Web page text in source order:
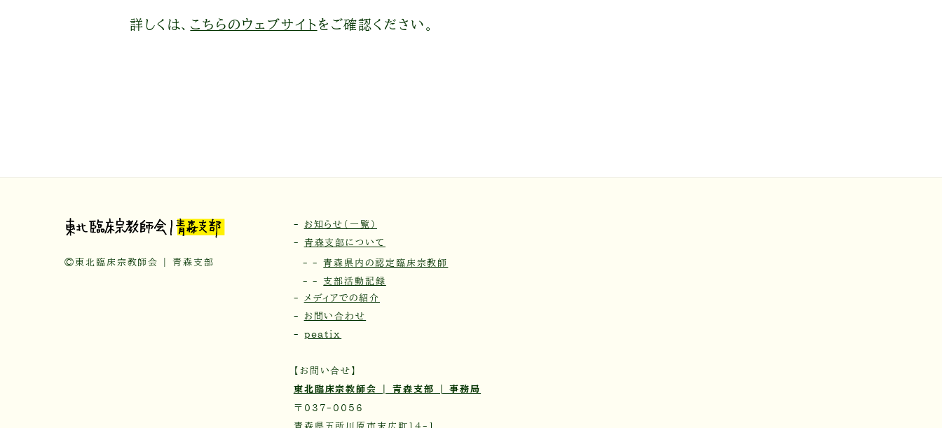
詳しくは、 こちらのウェブサイト をご確認ください。
©東北臨床宗教師会 | 青森支部
- お知らせ（一覧）
- 青森支部について
- -青森県内の認定臨床宗教師
- - 支部活動記録
-
メディアでの紹介
- お問い合わせ
- peatix
【お問い合せ】
東北臨床宗教師会 | 青森支部 | 事務局
〒037-0056
青森県五所川原市末広町14-1